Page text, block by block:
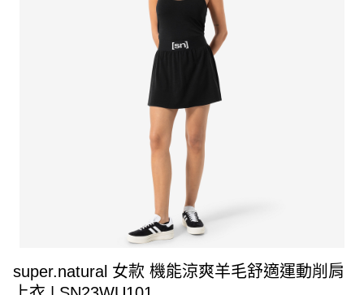
super.natural 女款 機能涼爽羊毛舒適運動削肩